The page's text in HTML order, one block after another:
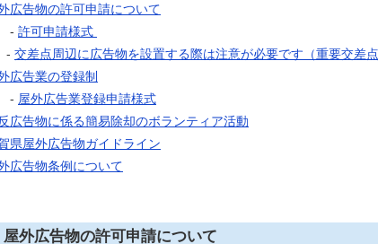
広告物の許可申請について
許可申請様式
交差点周辺に広告物を設置する際は注意が必要です（重要交差
広告業の登録制
屋外広告業登録申請様式
広告物に係る簡易除却のボランティア活動
県屋外広告物ガイドライン
広告物条例について
屋外広告物の許可申請について